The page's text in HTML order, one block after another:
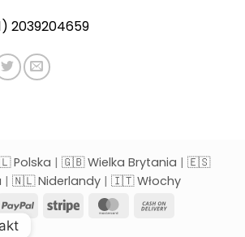
2039204659
Polska | 🇬🇧 Wielka Brytania | 🇪🇸
| 🇳🇱 Niderlandy | 🇮🇹 Włochy
PayPal Stripe MasterCard